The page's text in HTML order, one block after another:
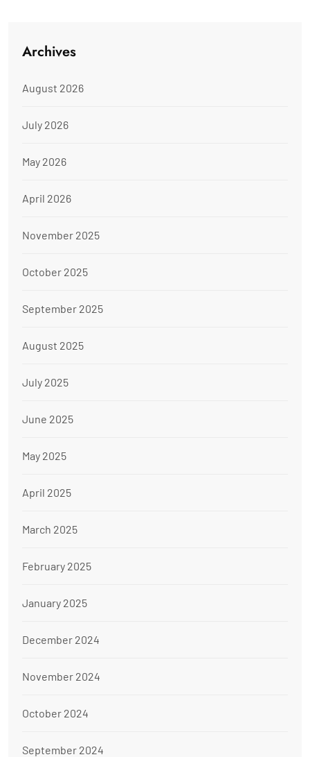
Archives
August 2026
July 2026
May 2026
April 2026
November 2025
October 2025
September 2025
August 2025
July 2025
June 2025
May 2025
April 2025
March 2025
February 2025
January 2025
December 2024
November 2024
October 2024
September 2024